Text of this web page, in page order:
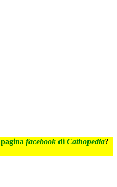
pagina facebook di Cathopedia?